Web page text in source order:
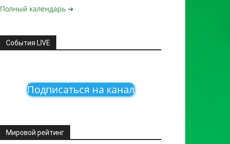
Полный календарь ➔
События LIVE
Подписаться на канал
Мировой рейтинг